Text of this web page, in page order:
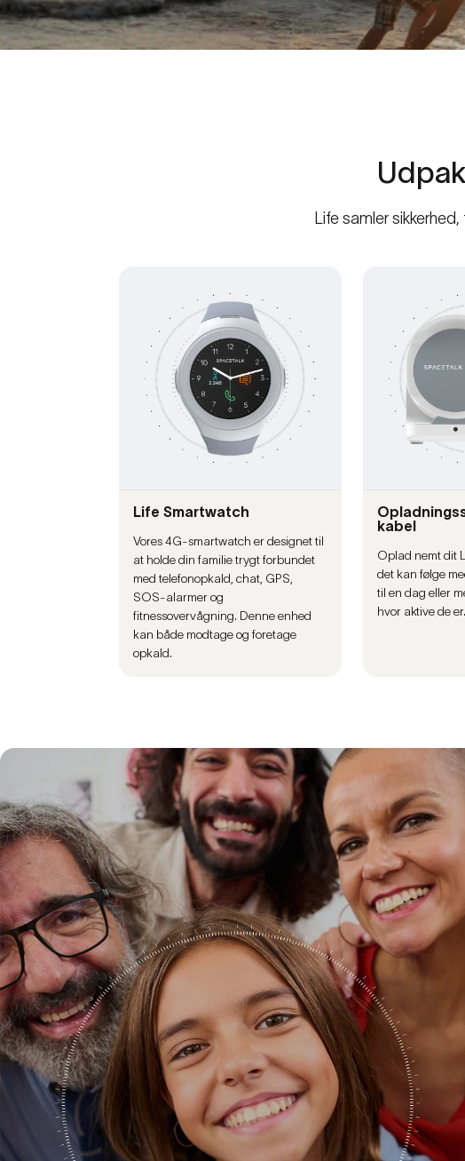
Udpak
Life samler
Life Smartwatch
Vores 4G-smartwatch er designet til
at holde din familie trygt forbundet
med telefonopkald, chat, GPS,
SOS-alarmer og
fitnessovervågning. Denne enhed
kan både modtage og foretage
opkald.
kabel
Oplad nemt dit
det kan følge
til en dag eller
hvor aktive de er.